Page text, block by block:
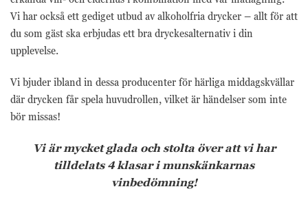
Vi har också ett gediget utbud av alkoholfria drycker – allt för att
du som gäst ska erbjudas ett bra dryckesalternativ i din
upplevelse.
Vi bjuder ibland in dessa producenter för härliga middagskvällar
där drycken får spela huvudrollen, vilket är händelser som inte
bör missas!
Vi är mycket glada och stolta över att vi har
tilldelats 4 klasar i munskänkarnas
vinbedömning!